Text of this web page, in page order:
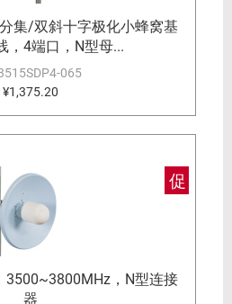
集/双斜十字极化小蜂窝基
，4端口，N型母...
065
¥1,375.20
促
3500~3800MHz，N型连接
器